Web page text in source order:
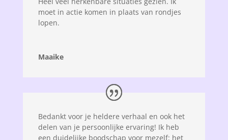
moet in actie komen in plaats van rondjes
lopen.
Maaike
Bedankt voor je heldere verhaal en ook het
delen van je persoonlijke ervaring! Ik heb
een duidelijke boodschap voor mezelf: het